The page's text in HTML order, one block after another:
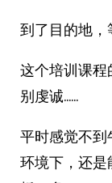
到了目的地，
这个培训课
别虔诚……
平时感觉不
环境下，还